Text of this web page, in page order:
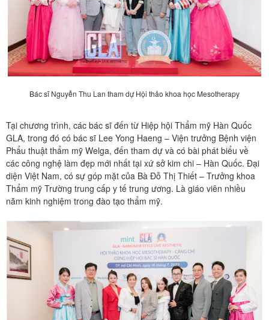
Bác sĩ Nguyễn Thu Lan tham dự Hội thảo khoa học Mesotherapy
Tại chương trình, các bác sĩ đến từ Hiệp hội Thẩm mỹ Hàn Quốc
GLA, trong đó có bác sĩ Lee Yong Haeng – Viện trưởng Bệnh viện
Phẩu thuật thẩm mỹ Welga, đến tham dự và có bài phát biểu về
các công nghệ làm đẹp mới nhất tại xứ sở kim chi – Hàn Quốc. Đại
diện Việt Nam, có sự góp mặt của Bà Đỗ Thị Thiết – Trưởng khoa
Thẩm mỹ Trường trung cấp y tế trung ương. Là giáo viên nhiều
năm kinh nghiệm trong đào tạo thẩm mỹ.